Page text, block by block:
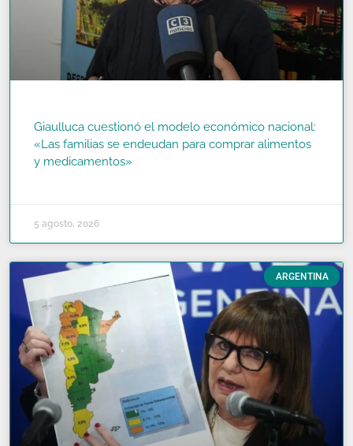
Giaulluca cuestionó el modelo económico nacional:
«Las familias se endeudan para comprar alimentos
y medicamentos»
5 agosto, 2026
ARGENTINA